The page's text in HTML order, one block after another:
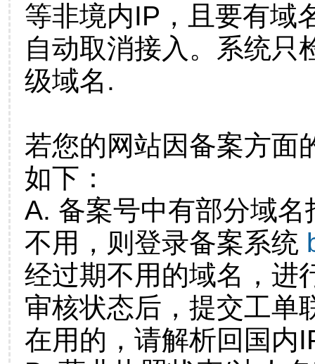
等非境内IP，且要有域
自动取消接入。系统只
级域名.
若您的网站因备案方面
如下：
A. 备案号中有部分域
不用，则登录备案系统
经过期不用的域名，进
审核状态后，提交工单
在用的，请解析回国内